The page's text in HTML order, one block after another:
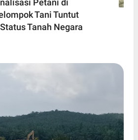
Petani di
Tani Tuntut
Tanah Negara